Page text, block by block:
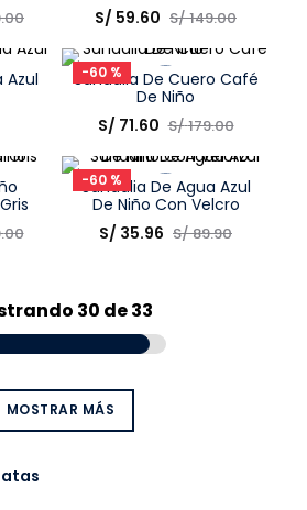
.00 Talla
Elige una opción
COMPRAR
S/ 59.60 S/149.00
Azul
-60 %
Elige una opción
COMPRAR
Sandalia De Cuero Café
De Niño
S/ 71.60 S/179.00
.00
-60 %
COMPRAR
Sandalia De Agua Azul
De Niño Con Velcro
S/ 35.96 S/89.90
30 de 33
MOSTRAR MÁS